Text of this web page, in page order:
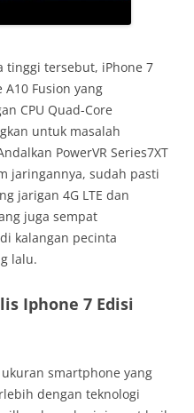
tinggi tersebut, iPhone 7
Fusion yang
CPU Quad-Core
untuk masalah
PowerVR Series7XT
jaringannya, sudah pasti
jarigan 4G LTE dan
juga sempat
kalangan pecinta
lalu.
Iphone 7 Edisi
smartphone yang
dengan teknologi